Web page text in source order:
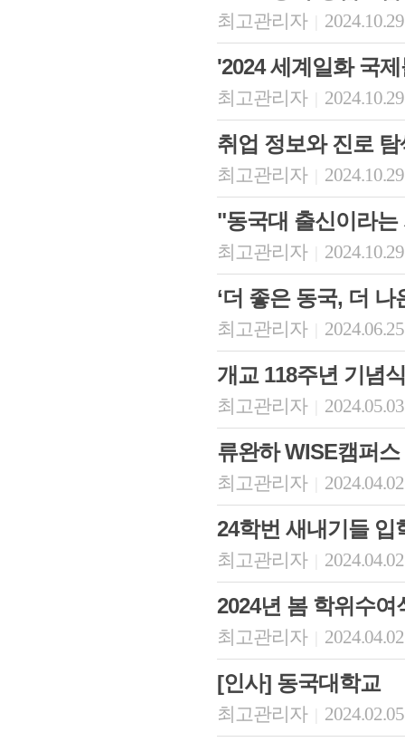
최고관리자
'2024 세계일화 국
최고관리자
취업 정보와 진로
최고관리자
"동국대 출신이라
최고관리자
‘더 좋은 동국, 더 나
최고관리자
개교 118주년 기념
최고관리자
류완하 WISE캠퍼
최고관리자
24학번 새내기들 입
최고관리자
2024년 봄 학위수여
최고관리자
[인사] 동국대학교
최고관리자